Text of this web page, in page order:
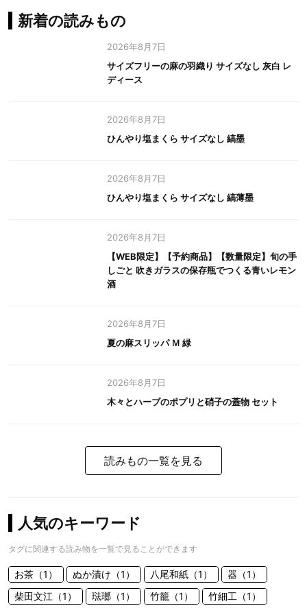
新着の読みもの
2026年8月7日
サイズフリーの麻の羽織り サイズなし 灰白 レ
ディース
2026年8月7日
ひんやり塩まくら サイズなし 縞墨
2026年8月7日
ひんやり塩まくら サイズなし 縞薄墨
2026年8月7日
【WEB限定】【予約商品】【数量限定】旬の手
しごと 吹きガラスの保存瓶でつくる青いレモン
酒
2026年8月7日
夏の麻スリッパ Ｍ 緑
2026年8月7日
木々とハーブのポプリと硝子の蓋物 セット
読みもの一覧を見る
人気のキーワード
タグに関連する読み物を一覧で見ることができます
お茶（1） ぬか漬け（1） 八尾和紙（1）
器（1）
柴田文江（1）
琺瑯（1） 竹籠（1） 竹細工（1）